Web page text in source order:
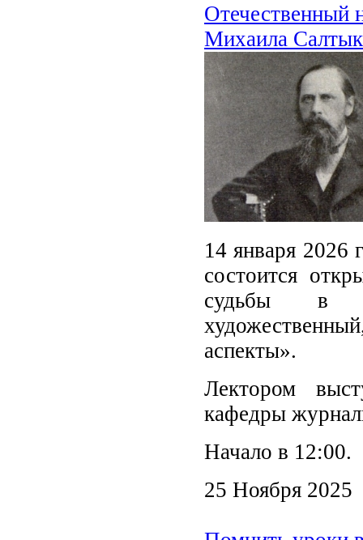
Отечественный
Михаила
14 января 2026
состоится
судьбы в
аспекты».
Лектором
кафедры
Начало в 12:00.
25 Ноября 2025